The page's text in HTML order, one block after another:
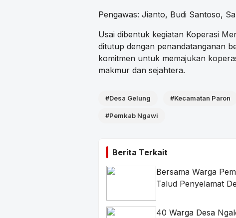
Pengawas: Jianto, Budi Santoso,
Usai dibentuk kegiatan Koperasi
ditutup dengan penandatanganan
komitmen untuk memajukan
makmur dan sejahtera.
#Desa Gelung #Kecamatan Paron
#Pemkab Ngawi
Berita Terkait
Bersama Warga
Talud Penyelamat
40 Warga Desa